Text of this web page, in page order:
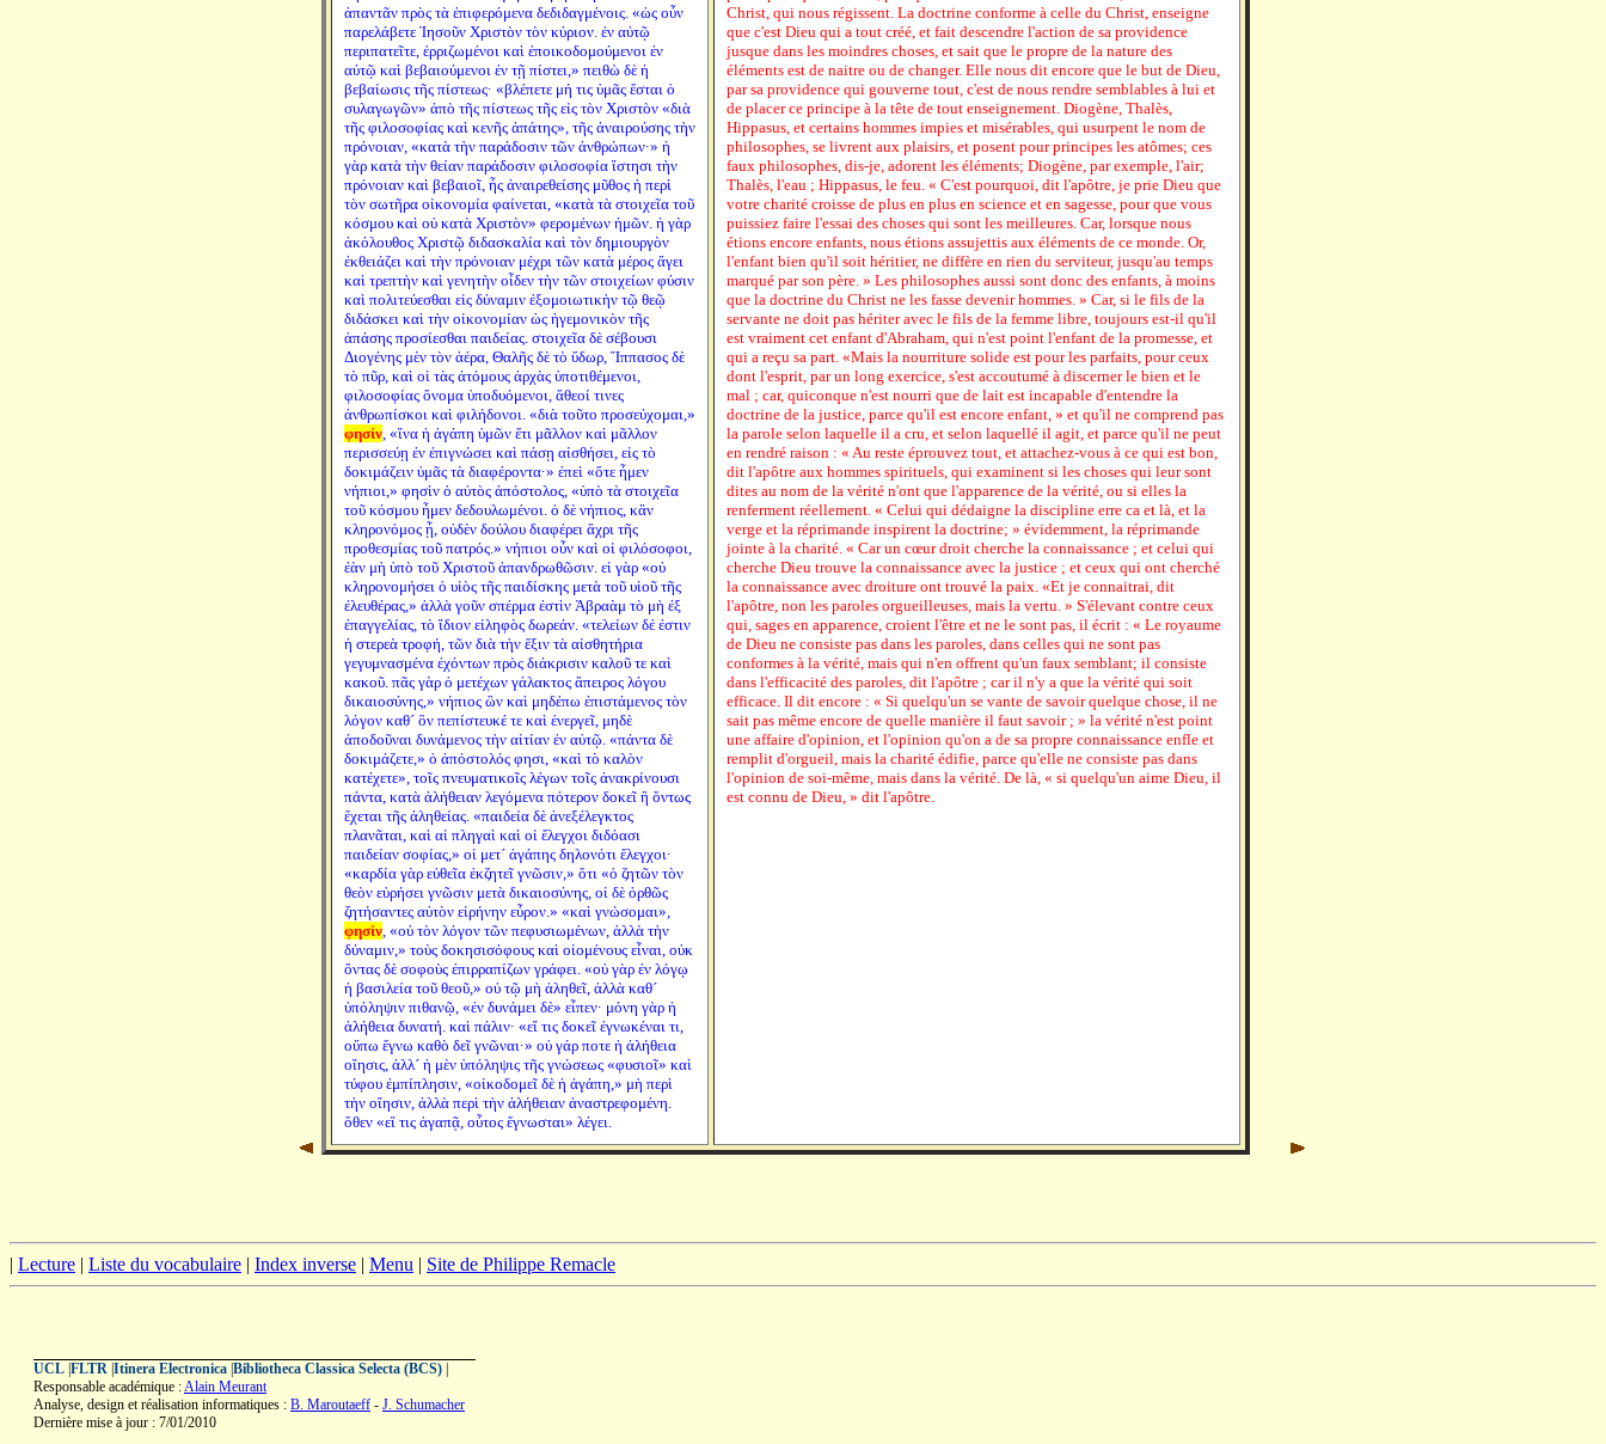
ἀπαντᾶν πρὸς τὰ ἐπιφερόμενα δεδιδαγμένοις. «ὡς οὖν
παρελάβετε Ἰησοῦν Χριστὸν τὸν κύριον. ἐν αὐτῷ
περιπατεῖτε, ἐρριζωμένοι καὶ ἐποικοδομούμενοι ἐν
αὐτῷ καὶ βεβαιούμενοι ἐν τῇ πίστει,» πειθὼ δὲ ἡ
βεβαίωσις τῆς πίστεως· «βλέπετε μή τις ὑμᾶς ἔσται ὁ
συλαγωγῶν» ἀπὸ τῆς πίστεως τῆς εἰς τὸν Χριστὸν «διὰ
τῆς φιλοσοφίας καὶ κενῆς ἀπάτης», τῆς ἀναιρούσης τὴν
πρόνοιαν, «κατὰ τὴν παράδοσιν τῶν ἀνθρώπων·» ἡ
γὰρ κατὰ τὴν θείαν παράδοσιν φιλοσοφία ἵστησι τὴν
πρόνοιαν καὶ βεβαιοῖ, ἧς ἀναιρεθείσης μῦθος ἡ περὶ
τὸν σωτῆρα οἰκονομία φαίνεται, «κατὰ τὰ στοιχεῖα τοῦ
κόσμου καὶ οὐ κατὰ Χριστὸν» φερομένων ἡμῶν. ἡ γὰρ
ἀκόλουθος Χριστῷ διδασκαλία καὶ τὸν δημιουργὸν
ἐκθειάζει καὶ τὴν πρόνοιαν μέχρι τῶν κατὰ μέρος ἄγει
καὶ τρεπτὴν καὶ γενητὴν οἶδεν τὴν τῶν στοιχείων φύσιν
καὶ πολιτεύεσθαι εἰς δύναμιν ἐξομοιωτικὴν τῷ θεῷ
διδάσκει καὶ τὴν οἰκονομίαν ὡς ἡγεμονικὸν τῆς
ἁπάσης προσίεσθαι παιδείας. στοιχεῖα δὲ σέβουσι
Διογένης μὲν τὸν ἀέρα, Θαλῆς δὲ τὸ ὕδωρ, Ἵππασος δὲ
τὸ πῦρ, καὶ οἱ τὰς ἀτόμους ἀρχὰς ὑποτιθέμενοι,
φιλοσοφίας ὄνομα ὑποδυόμενοι, ἄθεοί τινες
ἀνθρωπίσκοι καὶ φιλήδονοι. «διὰ τοῦτο προσεύχομαι,»
φησίν, «ἵνα ἡ ἀγάπη ὑμῶν ἔτι μᾶλλον καὶ μᾶλλον
περισσεύῃ ἐν ἐπιγνώσει καὶ πάσῃ αἰσθήσει, εἰς τὸ
δοκιμάζειν ὑμᾶς τὰ διαφέροντα·» ἐπεὶ «ὅτε ἦμεν
νήπιοι,» φησὶν ὁ αὐτὸς ἀπόστολος, «ὑπὸ τὰ στοιχεῖα
τοῦ κόσμου ἦμεν δεδουλωμένοι. ὁ δὲ νήπιος, κἂν
κληρονόμος ᾖ, οὐδὲν δούλου διαφέρει ἄχρι τῆς
προθεσμίας τοῦ πατρός.» νήπιοι οὖν καὶ οἱ φιλόσοφοι,
ἐὰν μὴ ὑπὸ τοῦ Χριστοῦ ἀπανδρωθῶσιν. εἰ γὰρ «οὐ
κληρονομήσει ὁ υἱὸς τῆς παιδίσκης μετὰ τοῦ υἱοῦ τῆς
ἐλευθέρας,» ἀλλὰ γοῦν σπέρμα ἐστὶν Ἀβραὰμ τὸ μὴ ἐξ
ἐπαγγελίας, τὸ ἴδιον εἰληφὸς δωρεάν. «τελείων δέ ἐστιν
ἡ στερεὰ τροφή, τῶν διὰ τὴν ἕξιν τὰ αἰσθητήρια
γεγυμνασμένα ἐχόντων πρὸς διάκρισιν καλοῦ τε καὶ
κακοῦ. πᾶς γὰρ ὁ μετέχων γάλακτος ἄπειρος λόγου
δικαιοσύνης,» νήπιος ὢν καὶ μηδέπω ἐπιστάμενος τὸν
λόγον καθ´ ὃν πεπίστευκέ τε καὶ ἐνεργεῖ, μηδὲ
ἀποδοῦναι δυνάμενος τὴν αἰτίαν ἐν αὑτῷ. «πάντα δὲ
δοκιμάζετε,» ὁ ἀπόστολός φησι, «καὶ τὸ καλὸν
κατέχετε», τοῖς πνευματικοῖς λέγων τοῖς ἀνακρίνουσι
πάντα, κατὰ ἀλήθειαν λεγόμενα πότερον δοκεῖ ἢ ὄντως
ἔχεται τῆς ἀληθείας. «παιδεία δὲ ἀνεξέλεγκτος
πλανᾶται, καὶ αἱ πληγαὶ καὶ οἱ ἔλεγχοι διδόασι
παιδείαν σοφίας,» οἱ μετ´ ἀγάπης δηλονότι ἔλεγχοι·
«καρδία γὰρ εὐθεῖα ἐκζητεῖ γνῶσιν,» ὅτι «ὁ ζητῶν τὸν
θεὸν εὑρήσει γνῶσιν μετὰ δικαιοσύνης, οἱ δὲ ὀρθῶς
ζητήσαντες αὐτὸν εἰρήνην εὗρον.» «καὶ γνώσομαι»,
φησίν, «οὐ τὸν λόγον τῶν πεφυσιωμένων, ἀλλὰ τὴν
δύναμιν,» τοὺς δοκησισόφους καὶ οἰομένους εἶναι, οὐκ
ὄντας δὲ σοφοὺς ἐπιρραπίζων γράφει. «οὐ γὰρ ἐν λόγῳ
ἡ βασιλεία τοῦ θεοῦ,» οὐ τῷ μὴ ἀληθεῖ, ἀλλὰ καθ´
ὑπόληψιν πιθανῷ, «ἐν δυνάμει δὲ» εἶπεν· μόνη γὰρ ἡ
ἀλήθεια δυνατή. καὶ πάλιν· «εἴ τις δοκεῖ ἐγνωκέναι τι,
οὔπω ἔγνω καθὸ δεῖ γνῶναι·» οὐ γάρ ποτε ἡ ἀλήθεια
οἴησις, ἀλλ´ ἡ μὲν ὑπόληψις τῆς γνώσεως «φυσιοῖ» καὶ
τύφου ἐμπίπλησιν, «οἰκοδομεῖ δὲ ἡ ἀγάπη,» μὴ περὶ
τὴν οἴησιν, ἀλλὰ περὶ τὴν ἀλήθειαν ἀναστρεφομένη.
ὅθεν «εἴ τις ἀγαπᾷ, οὗτος ἔγνωσται» λέγει.
Christ, qui nous régissent. La doctrine conforme à celle du Christ, enseigne
que c'est Dieu qui a tout créé, et fait descendre l'action de sa providence
jusque dans les moindres choses, et sait que le propre de la nature des
éléments est de naitre ou de changer. Elle nous dit encore que le but de Dieu,
par sa providence qui gouverne tout, c'est de nous rendre semblables à lui et
de placer ce principe à la tête de tout enseignement. Diogène, Thalès,
Hippasus, et certains hommes impies et misérables, qui usurpent le nom de
philosophes, se livrent aux plaisirs, et posent pour principes les atômes; ces
faux philosophes, dis-je, adorent les éléments; Diogène, par exemple, l'air;
Thalès, l'eau ; Hippasus, le feu. « C'est pourquoi, dit l'apôtre, je prie Dieu que
votre charité croisse de plus en plus en science et en sagesse, pour que vous
puissiez faire l'essai des choses qui sont les meilleures. Car, lorsque nous
étions encore enfants, nous étions assujettis aux éléments de ce monde. Or,
l'enfant bien qu'il soit héritier, ne diffère en rien du serviteur, jusqu'au temps
marqué par son père. » Les philosophes aussi sont donc des enfants, à moins
que la doctrine du Christ ne les fasse devenir hommes. » Car, si le fils de la
servante ne doit pas hériter avec le fils de la femme libre, toujours est-il qu'il
est vraiment cet enfant d'Abraham, qui n'est point l'enfant de la promesse, et
qui a reçu sa part. «Mais la nourriture solide est pour les parfaits, pour ceux
dont l'esprit, par un long exercice, s'est accoutumé à discerner le bien et le
mal ; car, quiconque n'est nourri que de lait est incapable d'entendre la
doctrine de la justice, parce qu'il est encore enfant, » et qu'il ne comprend pas
la parole selon laquelle il a cru, et selon laquellé il agit, et parce qu'il ne peut
en rendré raison : « Au reste éprouvez tout, et attachez-vous à ce qui est bon,
dit l'apôtre aux hommes spirituels, qui examinent si les choses qui leur sont
dites au nom de la vérité n'ont que l'apparence de la vérité, ou si elles la
renferment réellement. « Celui qui dédaigne la discipline erre ca et là, et la
verge et la réprimande inspirent la doctrine; » évidemment, la réprimande
jointe à la charité. « Car un cœur droit cherche la connaissance ; et celui qui
cherche Dieu trouve la connaissance avec la justice ; et ceux qui ont cherché
la connaissance avec droiture ont trouvé la paix. «Et je connaitrai, dit
l'apôtre, non les paroles orgueilleuses, mais la vertu. » S'élevant contre ceux
qui, sages en apparence, croient l'être et ne le sont pas, il écrit : « Le royaume
de Dieu ne consiste pas dans les paroles, dans celles qui ne sont pas
conformes à la vérité, mais qui n'en offrent qu'un faux semblant; il consiste
dans l'efficacité des paroles, dit l'apôtre ; car il n'y a que la vérité qui soit
efficace. Il dit encore : « Si quelqu'un se vante de savoir quelque chose, il ne
sait pas même encore de quelle manière il faut savoir ; » la vérité n'est point
une affaire d'opinion, et l'opinion qu'on a de sa propre connaissance enfle et
remplit d'orgueil, mais la charité édifie, parce qu'elle ne consiste pas dans
l'opinion de soi-même, mais dans la vérité. De là, « si quelqu'un aime Dieu, il
est connu de Dieu, » dit l'apôtre.
| Lecture | Liste du vocabulaire | Index inverse | Menu | Site de Philippe Remacle
UCL FLTR Itinera Electronica Bibliotheca Classica Selecta (BCS)
Responsable académique :Alain Meurant
Analyse, design et réalisation informatiques : B. Maroutaeff - J. Schumacher
Dernière mise à jour : 7/01/2010